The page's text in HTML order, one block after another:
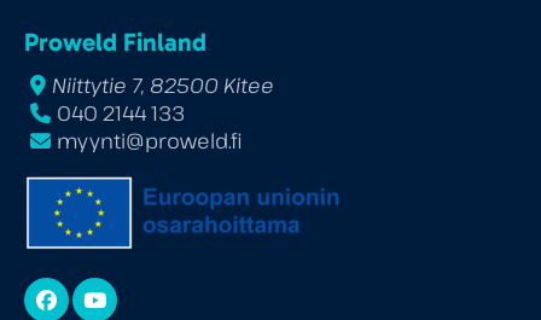
Proweld Finland
Niittytie 7, 82500 Kitee
040 2144 133
myynti@proweld.fi
Facebook
YouTube